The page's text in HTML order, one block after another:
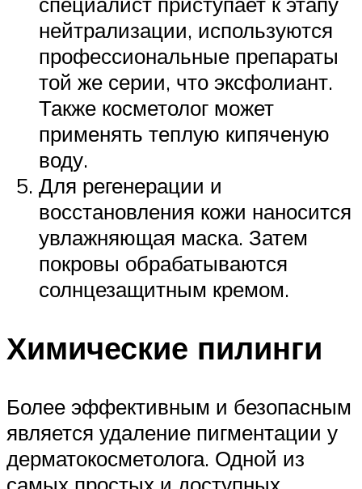
нейтрализации, используются
профессиональные препараты
той же серии, что эксфолиант.
Также косметолог может
применять теплую кипяченую
воду.
Для регенерации и
восстановления кожи наносится
увлажняющая маска. Затем
покровы обрабатываются
солнцезащитным кремом.
Химические пилинги
Более эффективным и безопасным
является удаление пигментации у
дерматокосметолога. Одной из